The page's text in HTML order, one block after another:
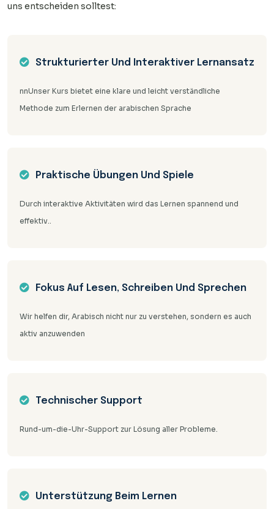
uns entscheiden solltest:
Strukturierter Und Interaktiver Lernansatz
nnUnser Kurs bietet eine klare und leicht verständliche
Methode zum Erlernen der arabischen Sprache
Praktische Übungen Und Spiele
Durch interaktive Aktivitäten wird das Lernen spannend und
effektiv..
Fokus Auf Lesen, Schreiben Und Sprechen
Wir helfen dir, Arabisch nicht nur zu verstehen, sondern es auch
aktiv anzuwenden
Technischer Support
Rund-um-die-Uhr-Support zur Lösung aller Probleme.
Unterstützung Beim Lernen